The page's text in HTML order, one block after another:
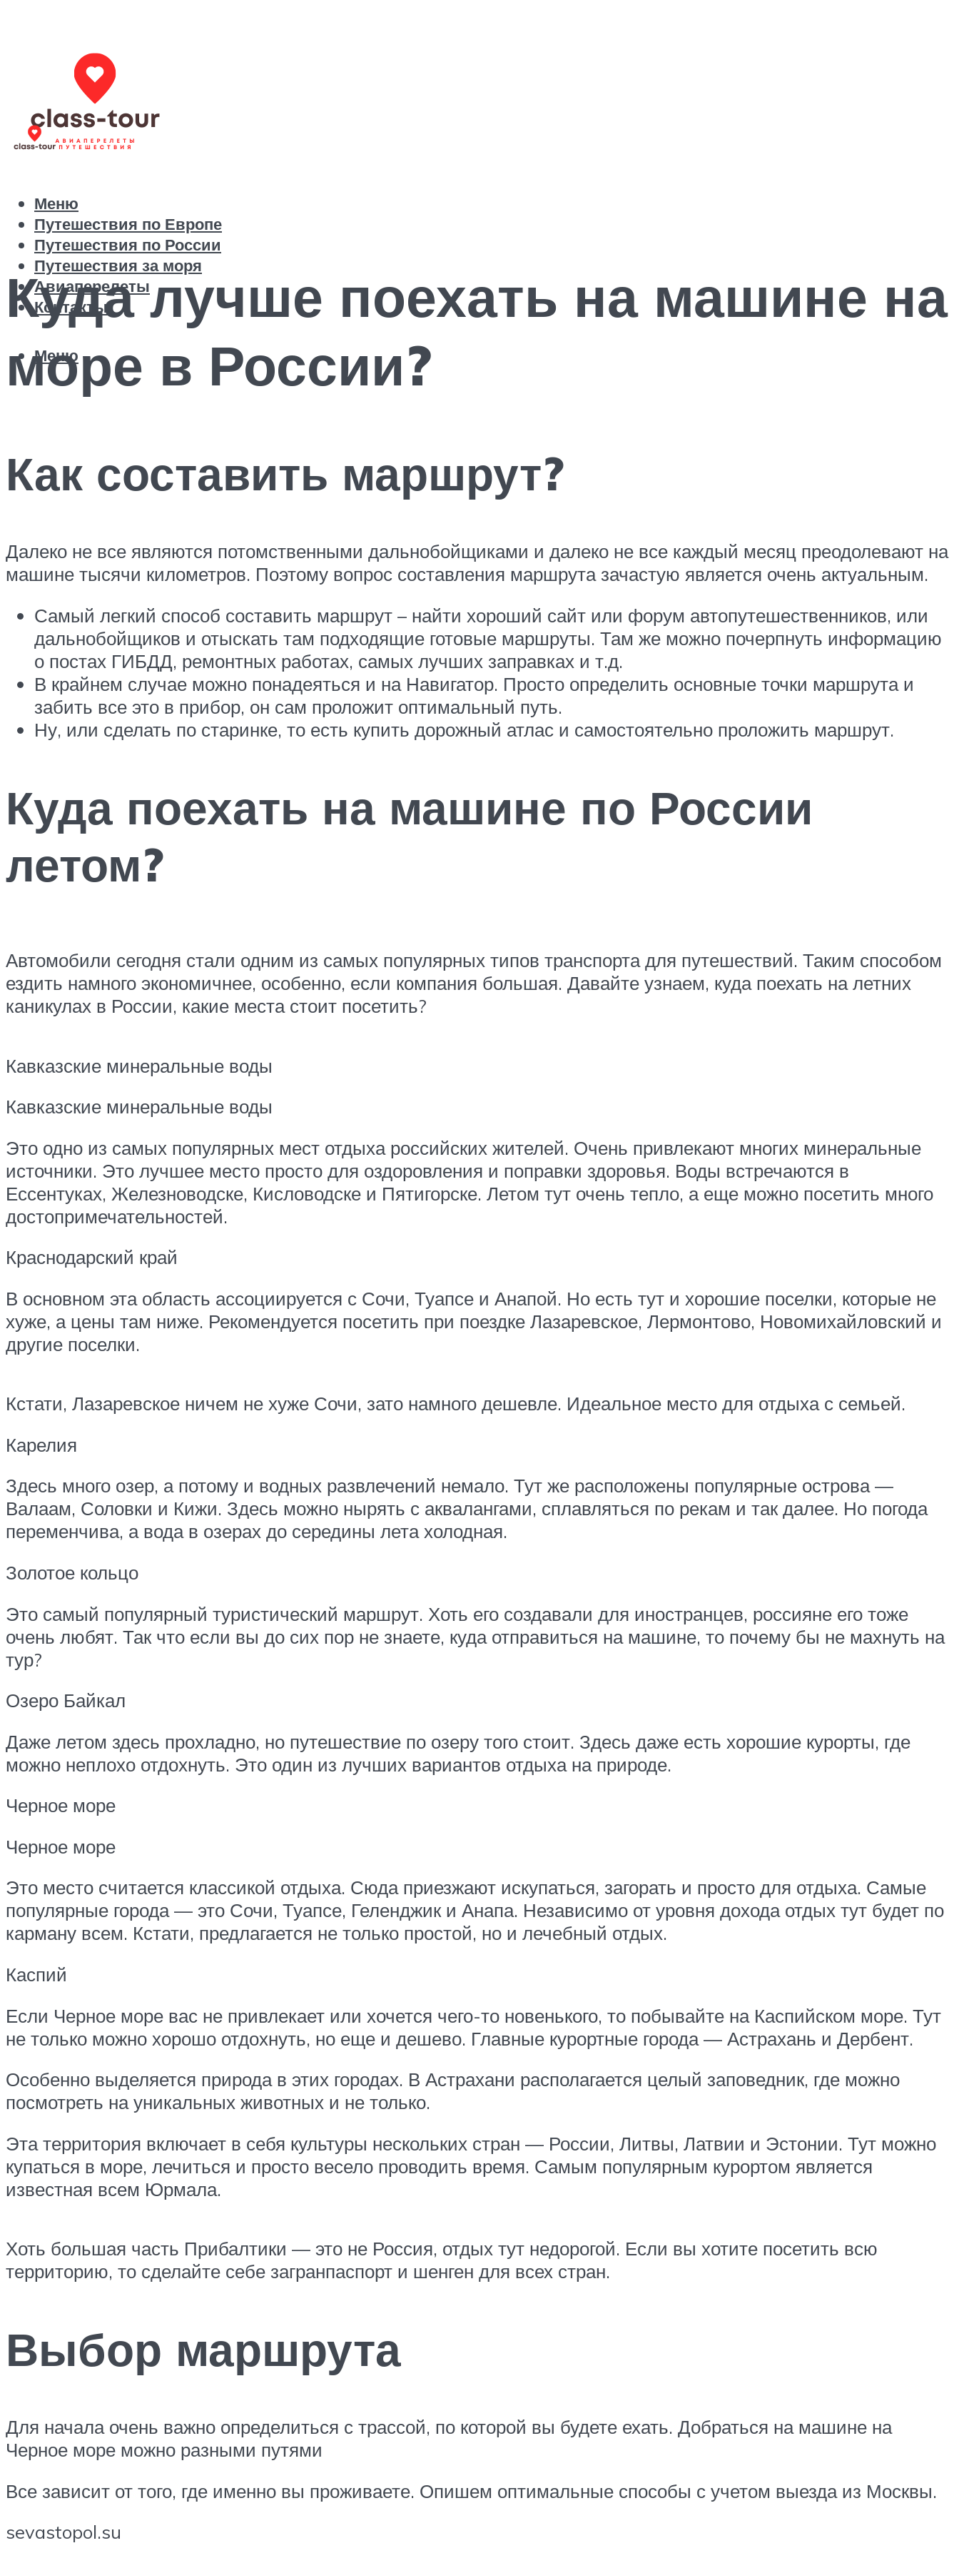
Путешествия по Европе
Путешествия по России
Путешествия за моря
Авиаперелеты
Контакты
Меню
Меню
Куда лучше поехать на машине на
море в России?
Как составить маршрут?
Далеко не все являются потомственными дальнобойщиками и далеко не все каждый месяц преодолевают на
машине тысячи километров. Поэтому вопрос составления маршрута зачастую является очень актуальным.
Самый легкий способ составить маршрут – найти хороший сайт или форум автопутешественников, или
дальнобойщиков и отыскать там подходящие готовые маршруты. Там же можно почерпнуть информацию
о постах ГИБДД, ремонтных работах, самых лучших заправках и т.д.
В крайнем случае можно понадеяться и на Навигатор. Просто определить основные точки маршрута и
забить все это в прибор, он сам проложит оптимальный путь.
Ну, или сделать по старинке, то есть купить дорожный атлас и самостоятельно проложить маршрут.
Куда поехать на машине по России
летом?
Автомобили сегодня стали одним из самых популярных типов транспорта для путешествий. Таким способом
ездить намного экономичнее, особенно, если компания большая. Давайте узнаем, куда поехать на летних
каникулах в России, какие места стоит посетить?
Кавказские минеральные воды
Кавказские минеральные воды
Это одно из самых популярных мест отдыха российских жителей. Очень привлекают многих минеральные
источники. Это лучшее место просто для оздоровления и поправки здоровья. Воды встречаются в
Ессентуках, Железноводске, Кисловодске и Пятигорске. Летом тут очень тепло, а еще можно посетить много
достопримечательностей.
Краснодарский край
В основном эта область ассоциируется с Сочи, Туапсе и Анапой. Но есть тут и хорошие поселки, которые не
хуже, а цены там ниже. Рекомендуется посетить при поездке Лазаревское, Лермонтово, Новомихайловский и
другие поселки.
Кстати, Лазаревское ничем не хуже Сочи, зато намного дешевле. Идеальное место для отдыха с семьей.
Карелия
Здесь много озер, а потому и водных развлечений немало. Тут же расположены популярные острова —
Валаам, Соловки и Кижи. Здесь можно нырять с аквалангами, сплавляться по рекам и так далее. Но погода
переменчива, а вода в озерах до середины лета холодная.
Золотое кольцо
Это самый популярный туристический маршрут. Хоть его создавали для иностранцев, россияне его тоже
очень любят. Так что если вы до сих пор не знаете, куда отправиться на машине, то почему бы не махнуть на
тур?
Озеро Байкал
Даже летом здесь прохладно, но путешествие по озеру того стоит. Здесь даже есть хорошие курорты, где
можно неплохо отдохнуть. Это один из лучших вариантов отдыха на природе.
Черное море
Черное море
Это место считается классикой отдыха. Сюда приезжают искупаться, загорать и просто для отдыха. Самые
популярные города — это Сочи, Туапсе, Геленджик и Анапа. Независимо от уровня дохода отдых тут будет по
карману всем. Кстати, предлагается не только простой, но и лечебный отдых.
Каспий
Если Черное море вас не привлекает или хочется чего-то новенького, то побывайте на Каспийском море. Тут
не только можно хорошо отдохнуть, но еще и дешево. Главные курортные города — Астрахань и Дербент.
Особенно выделяется природа в этих городах. В Астрахани располагается целый заповедник, где можно
посмотреть на уникальных животных и не только.
Эта территория включает в себя культуры нескольких стран — России, Литвы, Латвии и Эстонии. Тут можно
купаться в море, лечиться и просто весело проводить время. Самым популярным курортом является
известная всем Юрмала.
Хоть большая часть Прибалтики — это не Россия, отдых тут недорогой. Если вы хотите посетить всю
территорию, то сделайте себе загранпаспорт и шенген для всех стран.
Выбор маршрута
Для начала очень важно определиться с трассой, по которой вы будете ехать. Добраться на машине на
Черное море можно разными путями
Все зависит от того, где именно вы проживаете. Опишем оптимальные способы с учетом выезда из Москвы.
sevastopol.su